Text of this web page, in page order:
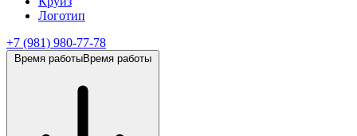
Логотип
+7 (981) 980-77-78
Время работыВремя работы